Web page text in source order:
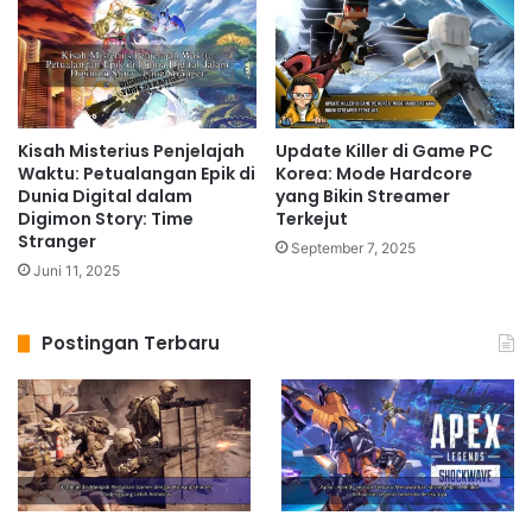
Kisah Misterius Penjelajah
Waktu: Petualangan Epik di
Dunia Digital dalam
Digimon Story: Time
Stranger
Juni 11, 2025
Update Killer di Game PC
Korea: Mode Hardcore
yang Bikin Streamer
Terkejut
September 7, 2025
Postingan Terbaru